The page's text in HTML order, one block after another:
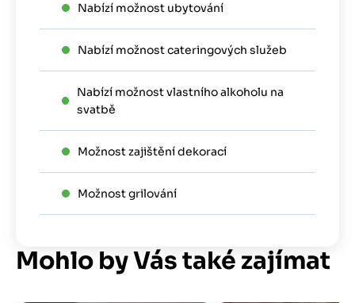
Nabízí možnost ubytování
Nabízí možnost cateringových služeb
Nabízí možnost vlastního alkoholu na
svatbě
Možnost zajištění dekorací
Možnost grilování
Mohlo by Vás také zajímat